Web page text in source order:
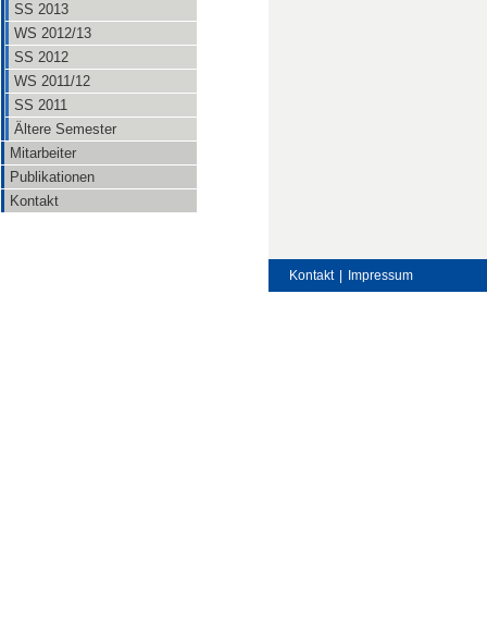
SS 2013
WS 2012/13
SS 2012
WS 2011/12
SS 2011
Ältere Semester
Mitarbeiter
Publikationen
Kontakt
Kontakt Impressum